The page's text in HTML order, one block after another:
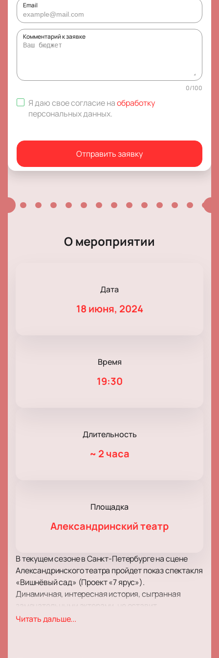
Email
Комментарий к заявке
0/100
Я даю свое согласие наобработку
персональных данных.
Отправить заявку
О мероприятии
Дата
18 июня, 2024
Время
19:30
Длительность
~ 2 часа
Площадка
Александринский театр
В текущем сезоне в Санкт-Петербурге на сцене
Александринского театра пройдет показ спектакля
«Вишнёвый сад» (Проект «7 ярус»).
Динамичная, интересная история, сыгранная
замечательными актерами, не оставит
равнодушным никого из присутствующих в зале.
Читать дальше...